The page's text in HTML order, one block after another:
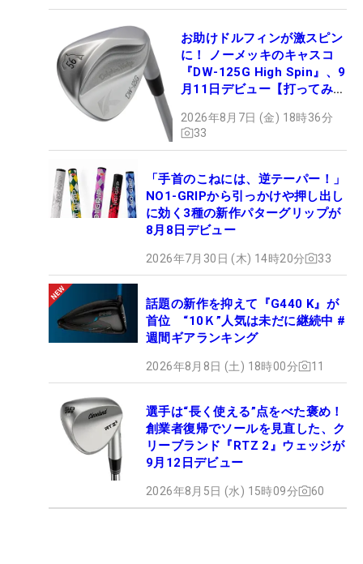
お助けドルフィンが激スピン
に！ ノーメッキのキャスコ
『DW-125G High Spin』、9
月11日デビュー【打ってみ
2026年8月7日 (金) 18時36分
33
「手首のこねには、逆テーパー！」
NO1-GRIPから引っかけや押し出し
に効く3種の新作パターグリップが
8月8日デビュー
2026年7月30日 (木) 14時20分 33
話題の新作を抑えて『G440 K』が
首位 “10Ｋ”人気は未だに継続中 #
週間ギアランキング
2026年8月8日 (土) 18時00分 11
選手は“長く使える”点をべた褒め！
創業者復帰でソールを見直した、ク
リーブランド『RTZ 2』ウェッジが
9月12日デビュー
2026年8月5日 (水) 15時09分 60